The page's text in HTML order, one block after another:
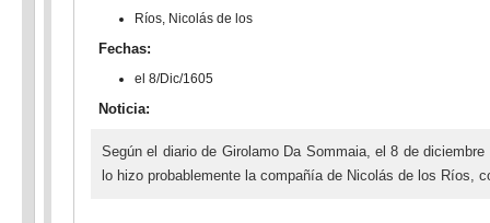
Ríos, Nicolás de los
Fechas:
el 8/Dic/1605
Noticia:
Según el diario de Girolamo Da Sommaia, el 8 de
lo hizo probablemente la compañía de Nicolás de los Ríos,